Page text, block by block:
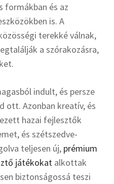
formákban és az
is. A
terekké válnak,
a szórakozásra,
indult, és persze
ott. Azonban kreatív, és
hazai fejlesztők
és szétszedve-
teljesen új, prémium
játékokat alkottak
biztonságossá teszi